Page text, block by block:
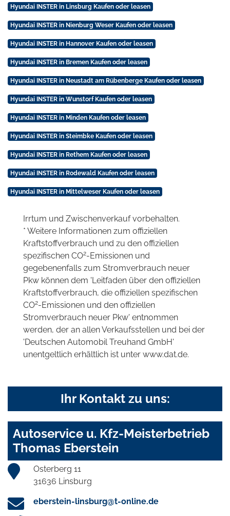
Hyundai INSTER in Linsburg Kaufen oder leasen
Hyundai INSTER in Nienburg Weser Kaufen oder leasen
Hyundai INSTER in Hannover Kaufen oder leasen
Hyundai INSTER in Bremen Kaufen oder leasen
Hyundai INSTER in Neustadt am Rübenberge Kaufen oder leasen
Hyundai INSTER in Wunstorf Kaufen oder leasen
Hyundai INSTER in Minden Kaufen oder leasen
Hyundai INSTER in Steimbke Kaufen oder leasen
Hyundai INSTER in Rethem Kaufen oder leasen
Hyundai INSTER in Rodewald Kaufen oder leasen
Hyundai INSTER in Mittelweser Kaufen oder leasen
Irrtum und Zwischenverkauf vorbehalten.
* Weitere Informationen zum offiziellen
Kraftstoffverbrauch und zu den offiziellen
spezifischen CO2-Emissionen und
gegebenenfalls zum Stromverbrauch neuer
Pkw können dem 'Leitfaden über den offiziellen
Kraftstoffverbrauch, die offiziellen spezifischen
CO2-Emissionen und den offiziellen
Stromverbrauch neuer Pkw' entnommen
werden, der an allen Verkaufsstellen und bei der
'Deutschen Automobil Treuhand GmbH'
unentgeltlich erhältlich ist unter www.dat.de.
Ihr Kontakt zu uns:
Autoservice u. Kfz-Meisterbetrieb
Thomas Eberstein
Osterberg 11
31636 Linsburg
eberstein-linsburg@t-online.de